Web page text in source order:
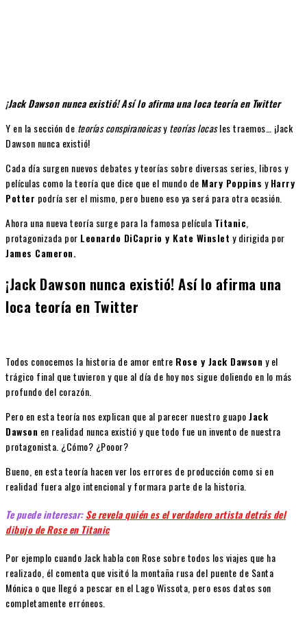
¡Jack Dawson nunca existió! Así lo afirma una loca teoría en Twitter
Y en la sección de teorías conspiranoicasyteorías locasles traemos… ¡Jack
Dawson nunca existió!
Cada día surgen nuevos debates y teorías sobre diversas series, libros y
películas como la teoría que dice que el mundo de Mary Poppins yHarry
Potter podría ser el mismo, pero bueno eso ya será para otra ocasión.
Ahora una nueva teoría surge para la famosa película Titanic
protagonizada por Leonardo DiCaprio y Kate Winslet y dirigida por
James Cameron.
¡Jack Dawson nunca existió! Así lo afirma una
loca teoría en Twitter
Todos conocemos la historia de amor entre Rose y Jack Dawsony el
trágico final que tuvieron y que al día de hoy nos sigue doliendo en lo más
profundo del corazón.
Pero en esta teoría nos explican que al parecer nuestro guapoJack
Dawson en realidad nunca existió y que todo fue un invento de nuestra
protagonista. ¿Cómo? ¿Pooor?
Bueno, en esta teoría hacen ver los errores de producción como si en
realidad fuera algo intencional y formara parte de la historia.
Te puede interesar:Se revela quién es el verdadero artista detrás del
dibujo de Rose en Titanic
Por ejemplo cuando Jack habla con Rose sobre todos los viajes que ha
realizado, él comenta que visitó la montaña rusa del puente de Santa
Mónica o que llegó a pescar en el Lago Wissota, pero esos datos son
completamente erróneos.